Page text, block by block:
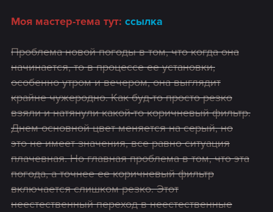
Моя мастер-тема тут: ссылка
Проблема новой погоды в том, что когда она
начинается, то в процессе ее установки,
особенно утром и вечером, она выглядит
крайне чужеродно. Как буд-то просто резко
взяли и натянули какой-то коричневый фильтр.
Днем основной цвет меняется на серый, но
это не имеет значения, все равно ситуация
плачевная. Но главная проблема в том, что эта
погода, а точнее ее коричневый фильтр
включается слишком резко. Этот
неестественный переход в неестественные